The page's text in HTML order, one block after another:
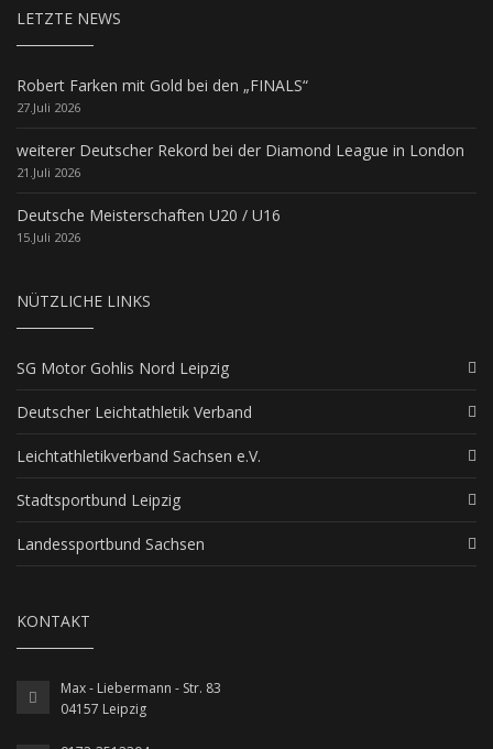
LETZTE NEWS
Robert Farken mit Gold bei den „FINALS“
27.Juli 2026
weiterer Deutscher Rekord bei der Diamond League in London
21.Juli 2026
Deutsche Meisterschaften U20 / U16
15.Juli 2026
NÜTZLICHE LINKS
SG Motor Gohlis Nord Leipzig
Deutscher Leichtathletik Verband
Leichtathletikverband Sachsen e.V.
Stadtsportbund Leipzig
Landessportbund Sachsen
KONTAKT
Max - Liebermann - Str. 83
04157 Leipzig